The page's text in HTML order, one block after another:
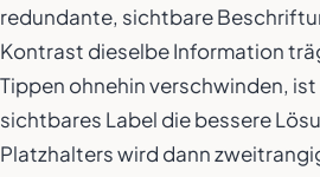
redundante, sichtbare
Kontrast dieselbe Information
Tippen ohnehin verschwinden,
sichtbares Label die bessere
Platzhalters wird dann